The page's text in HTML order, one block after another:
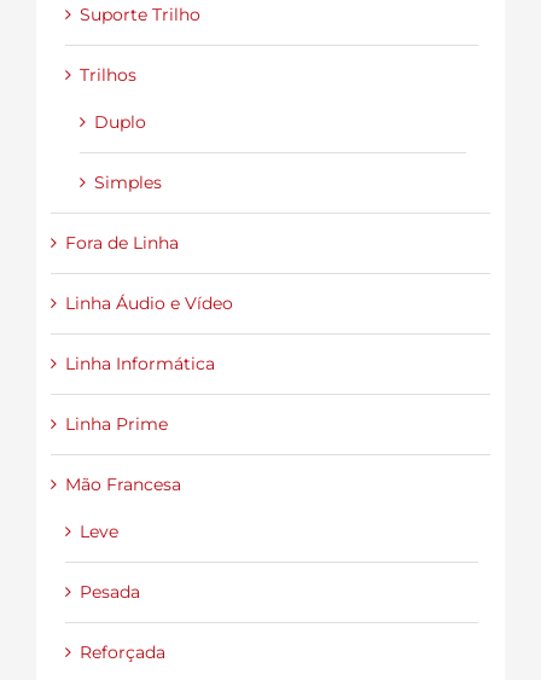
Suporte Trilho
Trilhos
Duplo
Simples
Fora de Linha
Linha Áudio e Vídeo
Linha Informática
Linha Prime
Mão Francesa
Leve
Pesada
Reforçada